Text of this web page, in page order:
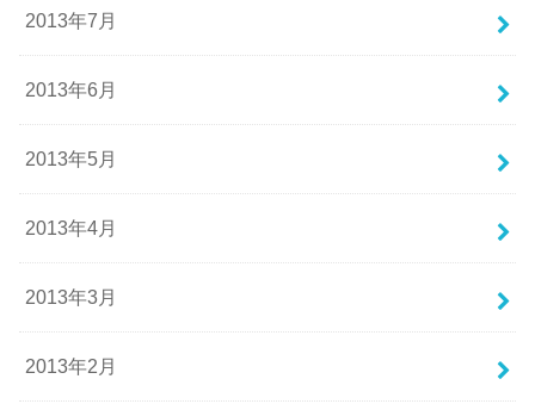
2013年7月
2013年6月
2013年5月
2013年4月
2013年3月
2013年2月